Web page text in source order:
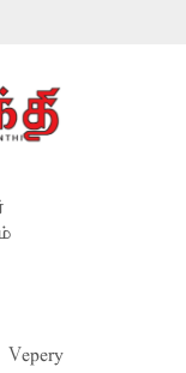
Vepery